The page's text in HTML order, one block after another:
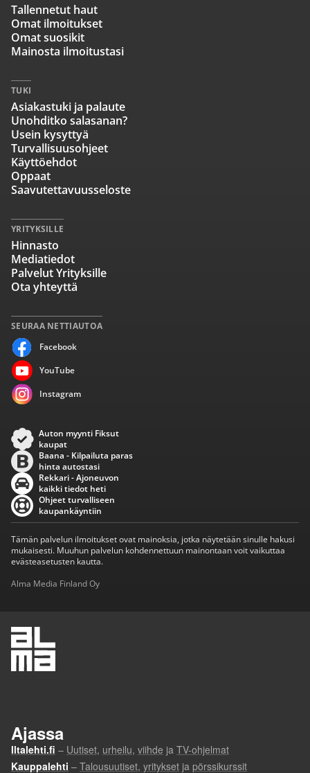
SEURAA NETTIAUTOA
Facebook
YouTube
Instagram
Tallennetut haut
Omat ilmoitukset
Omat suosikit
Mainosta ilmoitustasi
TUKI
Asiakastuki ja palaute
Unohditko salasanan?
Usein kysyttyä
Turvallisuusohjeet
Käyttöehdot
Oppaat
Saavutettavuusseloste
YRITYKSILLE
Hinnasto
Mediatiedot
Palvelut Yrityksille
Ota yhteyttä
Auton myynti Fiksut
kaupat
Baana - Kilpailuta paras
hinta autostasi
Rekkari - Ajoneuvon
kaikki tiedot heti
Ohjeet turvalliseen
kaupankäyntiin
Tämän palvelun ilmoitukset ovat mainoksia, jotka näytetään sinulle hakusi
mukaisesti. Muuhun palvelun kohdennettuun mainontaan voit vaikuttaa
evästeasetusten kautta.
Alma Media Finland Oy